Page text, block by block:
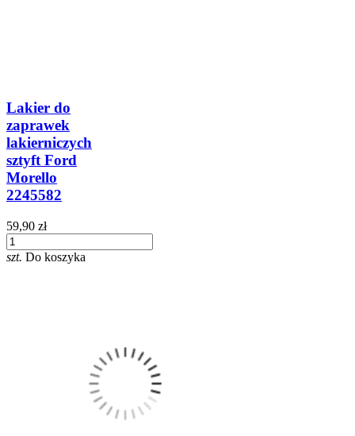
Lakier do
zaprawek
lakierniczych
sztyft Ford
Morello
2245582
59,90 zł
szt. Do koszyka